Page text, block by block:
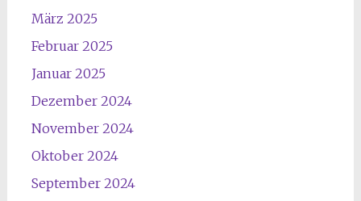
März 2025
Februar 2025
Januar 2025
Dezember 2024
November 2024
Oktober 2024
September 2024